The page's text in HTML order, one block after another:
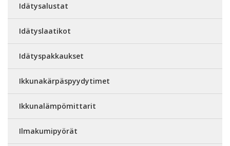
Idätysalustat
Idätyslaatikot
Idätyspakkaukset
Ikkunakärpäspyydytimet
Ikkunalämpömittarit
Ilmakumipyörät